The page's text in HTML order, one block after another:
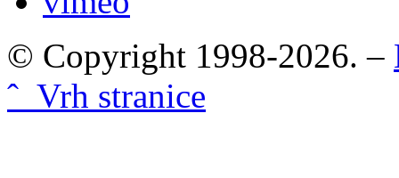
© Copyright 1998-2026. –
ˆ Vrh stranice